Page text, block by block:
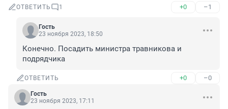
ОТВЕТИТЬ 1 +0 –1
Гость
23 ноября 2023, 18:50
Конечно. Посадить министра травникова и
подрядчика
ОТВЕТИТЬ +0 –0
Гость
23 ноября 2023, 17:11